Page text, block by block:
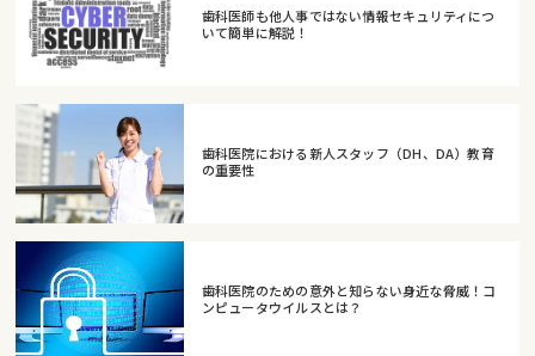
歯科医師も他人事ではない情報セキュリティにつ
いて簡単に解説！
歯科医院における新人スタッフ（DH、DA）教育
の重要性
歯科医院のための意外と知らない身近な脅威！コ
ンピュータウイルスとは？